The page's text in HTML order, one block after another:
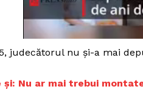
judecătorul nu și-a mai
și: Nu ar mai trebui